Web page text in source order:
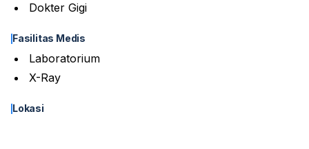
Dokter Gigi
Fasilitas Medis
Laboratorium
X-Ray
Lokasi